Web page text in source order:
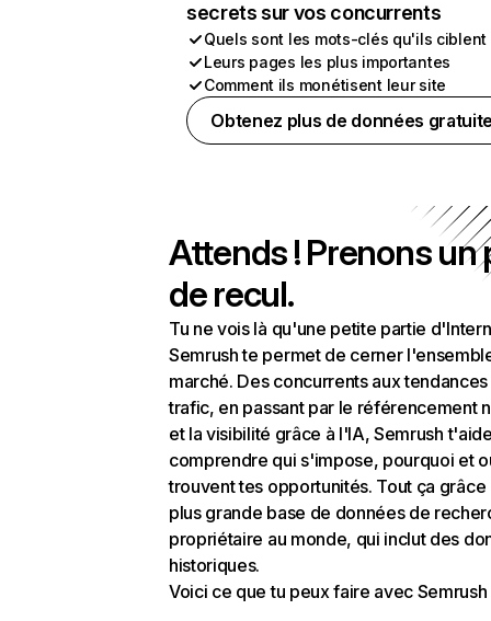
secrets sur vos concurrents
Quels sont les mots-clés qu'ils ciblent
Leurs pages les plus importantes
Comment ils monétisent leur site
Obtenez plus de données
Attends ! Prenons un
de recul.
Tu ne vois là qu'une petite partie
Semrush te permet de cerner
marché. Des concurrents aux
trafic, en passant par le référencement
et la visibilité grâce à l'IA, Semrush
comprendre qui s'impose, pourquoi et
trouvent tes opportunités. Tout ça grâce
plus grande base de données de
propriétaire au monde, qui inclut des
historiques.
Voici ce que tu peux faire avec Semrush